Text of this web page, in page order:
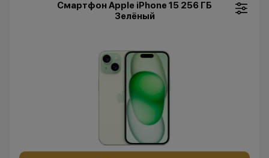
Смартфон Apple iPhone 15 256 ГБ
Зелёный